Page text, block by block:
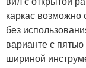
каркас
без
варианте с
шириной